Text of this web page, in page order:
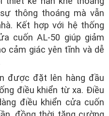
thông thoáng mà vẫn
Kết hợp với hệ thống
cuốn AL-50 giúp giảm
cảm giác yên tĩnh và dễ
được đặt lên hàng đầu
điều khiển từ xa. Điều
điều khiển cửa cuốn